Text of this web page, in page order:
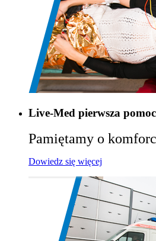
Live-Med pierwsza
Pamiętamy o
Dowiedz się więcej